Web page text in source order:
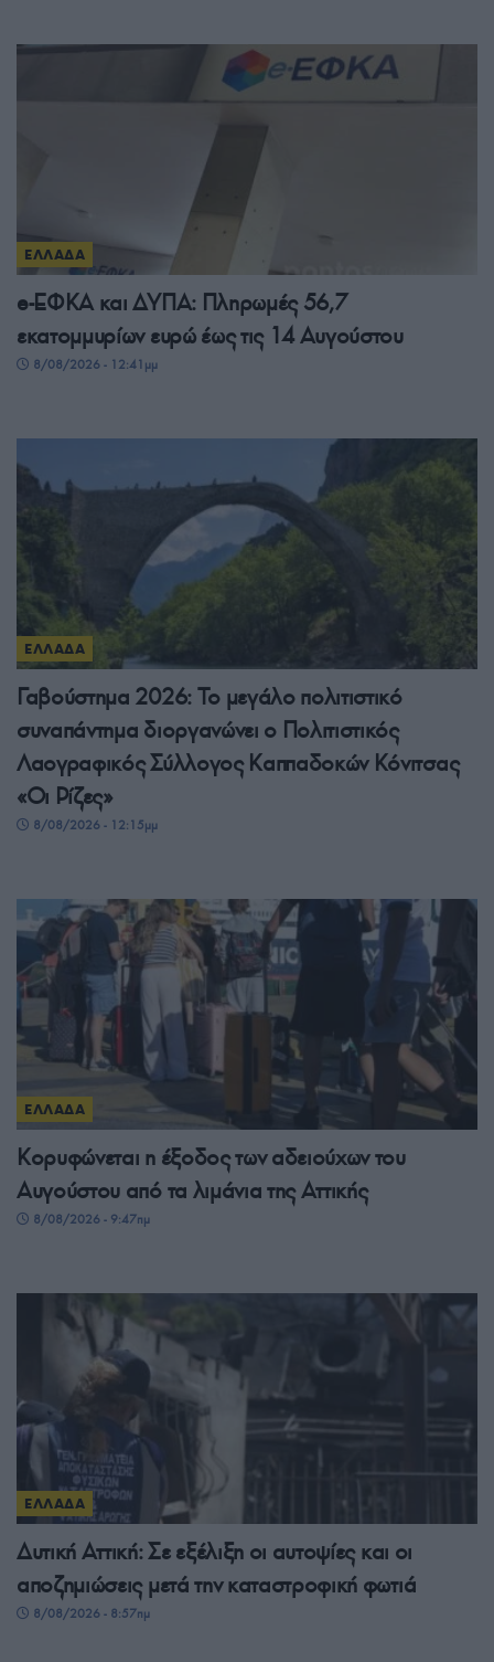
ΕΛΛΑΔΑ
e-ΕΦΚΑ και ΔΥΠΑ: Πληρωμές 56,7
εκατομμυρίων ευρώ έως τις 14 Αυγούστου
8/08/2026 - 12:41μμ
ΕΛΛΑΔΑ
Γαβούστημα 2026: Το μεγάλο πολιτιστικό
συναπάντημα διοργανώνει ο Πολιτιστικός
Λαογραφικός Σύλλογος Καππαδοκών Κόνιτσας
«Οι Ρίζες»
8/08/2026 - 12:15μμ
ΕΛΛΑΔΑ
Κορυφώνεται η έξοδος των αδειούχων του
Αυγούστου από τα λιμάνια της Αττικής
8/08/2026 - 9:47πμ
ΕΛΛΑΔΑ
Δυτική Αττική: Σε εξέλιξη οι αυτοψίες και οι
αποζημιώσεις μετά την καταστροφική φωτιά
8/08/2026 - 8:57πμ